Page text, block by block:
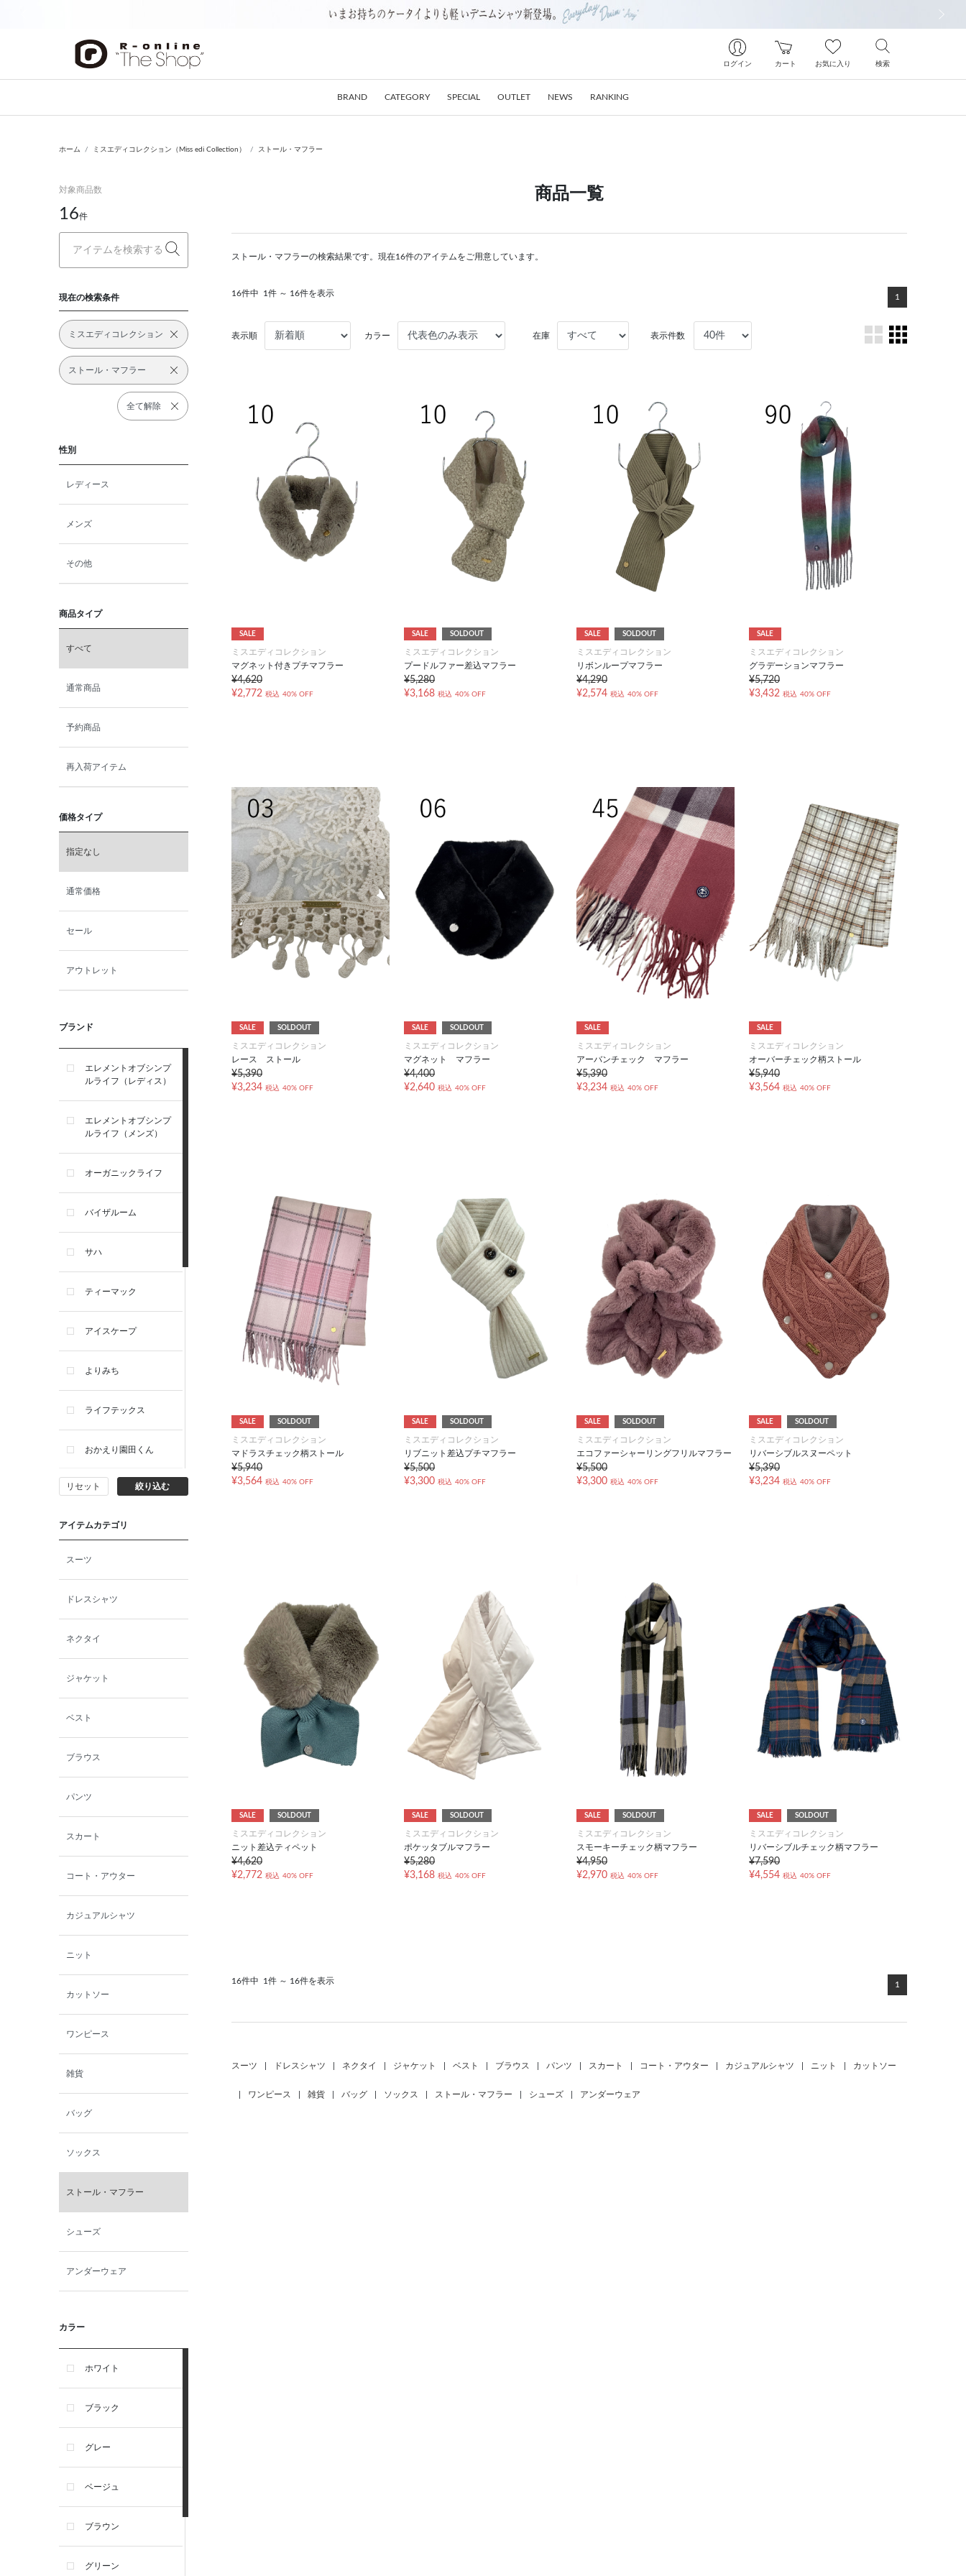
ログイン カート お気に入り 検索
BRAND CATEGORY SPECIAL OUTLET NEWS RANKING
ホーム ミスエディコレクション（Miss edi Collection） ストール・マフラー
対象商品数
16件
現在の検索条件
ミスエディコレクション
ストール・マフラー
全て解除
性別
レディース
メンズ
その他
商品タイプ
すべて
通常商品
予約商品
再入荷アイテム
価格タイプ
指定なし
通常価格
セール
アウトレット
ブランド
エレメントオブシンプ
ルライフ（レディス）
エレメントオブシンプ
ルライフ（メンズ）
オーガニックライフ
バイザルーム
サハ
ティーマック
アイスケープ
よりみち
ライフテックス
おかえり園田くん
ビー・エー・ジー
イヴィスト
ン
西脇シリーズ
小泉革店
シャミー
パーソンズジーンズ
ファインデーション
ローズペッシュ / パル
モンド
リセット 絞り込む
アイテムカテゴリ
スーツ
ドレスシャツ
ネクタイ
ジャケット
ベスト
ブラウス
パンツ
スカート
コート・アウター
カジュアルシャツ
ニット
カットソー
ワンピース
雑貨
バッグ
ソックス
ストール・マフラー
シューズ
アンダーウェア
カラー
ホワイト
ブラック
グレー
ベージュ
ブラウン
グリーン
商品一覧
ストール・マフラーの検索結果です。現在16件のアイテムをご用意しています。
16件中 1件 ～ 16件を表示 1
表示順 カラー 在庫 表示件数
SALE
ミスエディコレクション
マグネット付きプチマフラー
¥4,620
¥2,772 税込 40% OFF
SALE SOLDOUT
ミスエディコレクション
プードルファー差込マフラー
¥5,280
¥3,168 税込 40% OFF
SALE SOLDOUT
ミスエディコレクション
リボンループマフラー
¥4,290
¥2,574 税込 40% OFF
SALE
ミスエディコレクション
グラデーションマフラー
¥5,720
¥3,432 税込 40% OFF
SALE SOLDOUT
ミスエディコレクション
レース ストール
¥5,390
¥3,234 税込 40% OFF
SALE SOLDOUT
ミスエディコレクション
マグネット マフラー
¥4,400
¥2,640 税込 40% OFF
SALE
ミスエディコレクション
アーバンチェック マフラー
¥5,390
¥3,234 税込 40% OFF
SALE
ミスエディコレクション
オーバーチェック柄ストール
¥5,940
¥3,564 税込 40% OFF
SALE SOLDOUT
ミスエディコレクション
マドラスチェック柄ストール
¥5,940
¥3,564 税込 40% OFF
SALE SOLDOUT
ミスエディコレクション
リブニット差込プチマフラー
¥5,500
¥3,300 税込 40% OFF
SALE SOLDOUT
ミスエディコレクション
エコファーシャーリングフリルマフラー
¥5,500
¥3,300 税込 40% OFF
SALE SOLDOUT
ミスエディコレクション
リバーシブルスヌーペット
¥5,390
¥3,234 税込 40% OFF
SALE SOLDOUT
ミスエディコレクション
ニット差込ティペット
¥4,620
¥2,772 税込 40% OFF
SALE SOLDOUT
ミスエディコレクション
ポケッタブルマフラー
¥5,280
¥3,168 税込 40% OFF
SALE SOLDOUT
ミスエディコレクション
スモーキーチェック柄マフラー
¥4,950
¥2,970 税込 40% OFF
SALE SOLDOUT
ミスエディコレクション
リバーシブルチェック柄マフラー
¥7,590
¥4,554 税込 40% OFF
16件中 1件 ～ 16件を表示 1
スーツ ドレスシャツ ネクタイ ジャケット ベスト ブラウス パンツ スカート コート・アウター カジュアルシャツ ニット カットソー
ワンピース 雑貨 バッグ ソックス ストール・マフラー シューズ アンダーウェア